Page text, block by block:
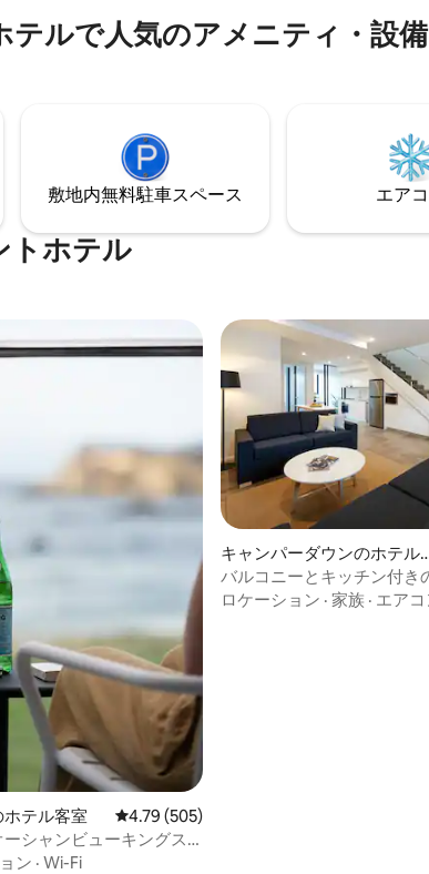
えたリビングエリアでく
きます。 ペット同伴の旅
す。事前に確認または
ホテルまで直接ご連絡
オ、1、2、3ベッドルーム
トを含む68棟のサービスア
の宿泊体験を提供します。
電器をご用意しております
ルで人気のアメニティ・設備
敷地内無料駐⁠車ス⁠ペ⁠ー⁠ス エア
トホテル
星の平均評価
テル客室 レビュー505件、5つ星中4.79つ星の平均評
4.79 (505)
シャンビューキングス
ン · Wi-Fi
キャンパーダウンのホテル
室
バルコニーとキッチン付き
ルームアパート
ロケーション · 家族 · エアコ